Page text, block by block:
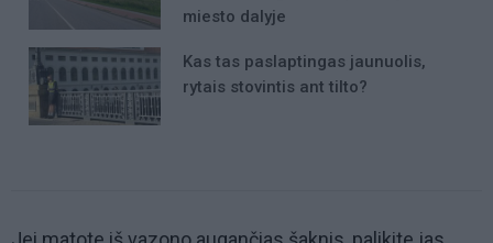
miesto dalyje
Kas tas paslaptingas jaunuolis,
rytais stovintis ant tilto?